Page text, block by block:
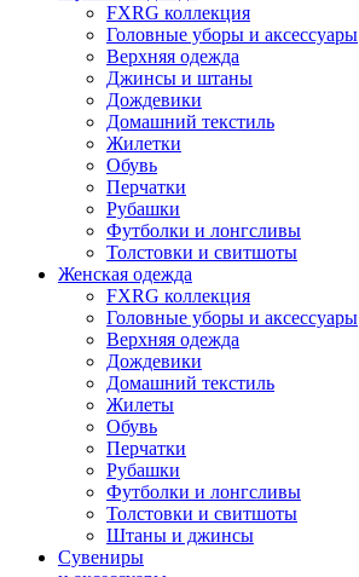
FXRG коллекция
Головные уборы и аксессуары
Верхняя одежда
Джинсы и штаны
Дождевики
Домашний текстиль
Жилетки
Обувь
Перчатки
Рубашки
Футболки и лонгсливы
Толстовки и свитшоты
Женская одежда
FXRG коллекция
Головные уборы и аксессуары
Верхняя одежда
Дождевики
Домашний текстиль
Жилеты
Обувь
Перчатки
Рубашки
Футболки и лонгсливы
Толстовки и свитшоты
Штаны и джинсы
Сувениры